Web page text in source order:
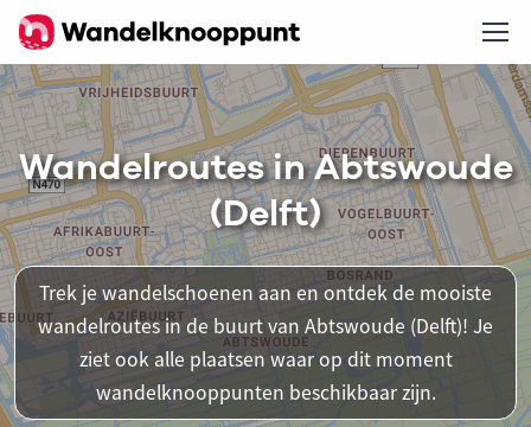
Wandelroutes in Abtswoude
(Delft)
Trek je wandelschoenen aan en ontdek de mooiste
wandelroutes in de buurt van Abtswoude (Delft)! Je
ziet ook alle plaatsen waar op dit moment
wandelknooppunten beschikbaar zijn.